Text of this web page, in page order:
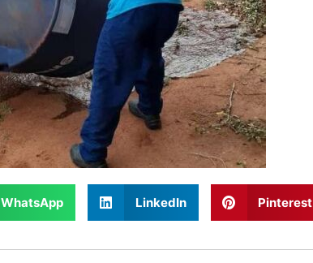
WhatsApp LinkedIn Pinterest